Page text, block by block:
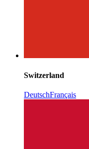
Switzerland
DeutschFrançais